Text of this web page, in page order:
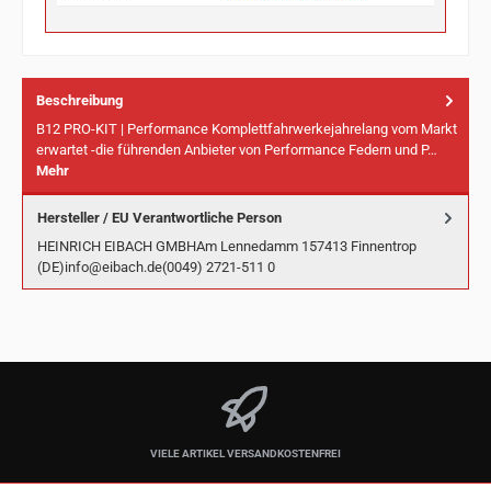
Beschreibung
B12 PRO-KIT | Performance Komplettfahrwerkejahrelang vom Markt
erwartet -die führenden Anbieter von Performance Federn und P…
Mehr
Hersteller / EU Verantwortliche Person
HEINRICH EIBACH GMBHAm Lennedamm 157413 Finnentrop
(DE)info@eibach.de(0049) 2721-511 0
VIELE ARTIKEL VERSANDKOSTENFREI